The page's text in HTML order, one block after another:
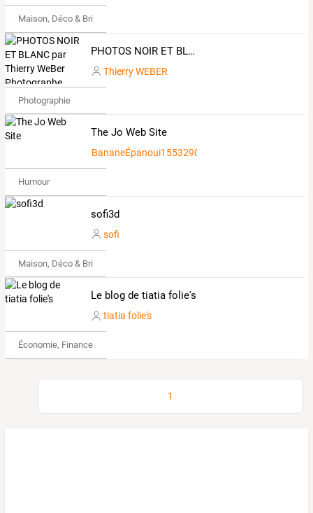
Maison, Déco & Bricolage
PHOTOS NOIR ET BLANC par Thierry WeBer Photographe Breton
Thierry WEBER
Photographie
The Jo Web Site
BananeÉpanoui1553290
Humour
sofi3d
sofi
Maison, Déco & Bricolage
Le blog de tiatia folie's
tiatia folie's
Économie, Finance & Droit
1